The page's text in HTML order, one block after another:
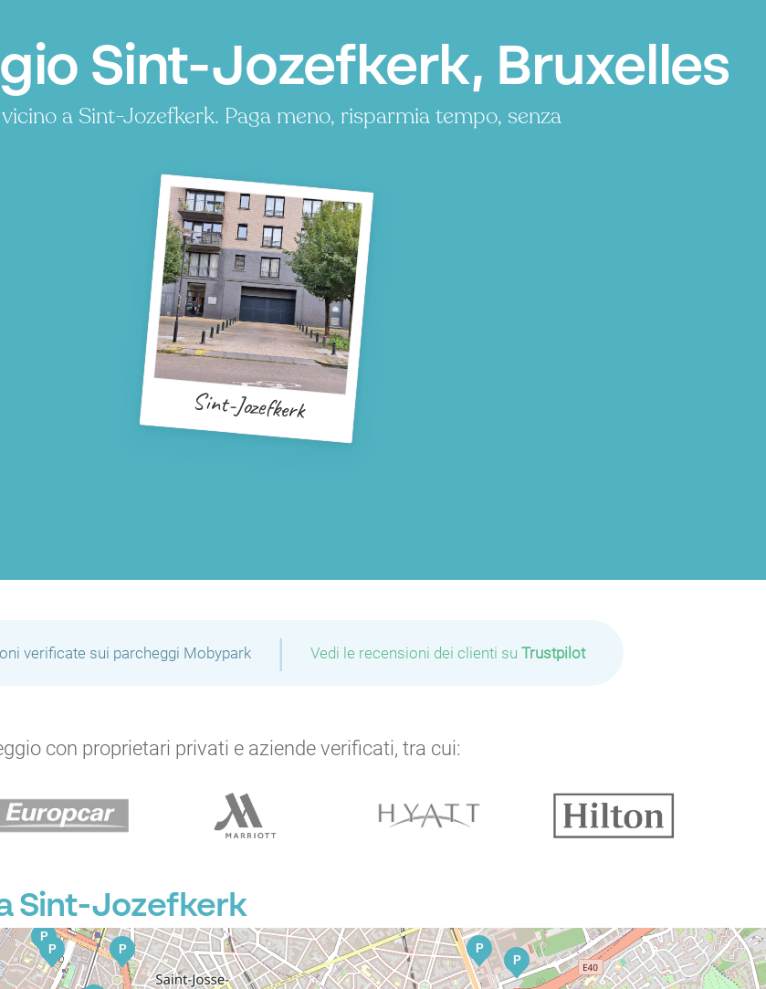
Sint-Jozefkerk, Bruxelles
a Sint-Jozefkerk. Paga meno, risparmia tempo, senza
Sint-Jozefkerk
verificate sui parcheggi Mobypark | Vedi le recensioni dei clienti su Trustpilot
con proprietari privati e aziende verificati, tra cui:
Sint-Jozefkerk
P
P
P
P
P
P